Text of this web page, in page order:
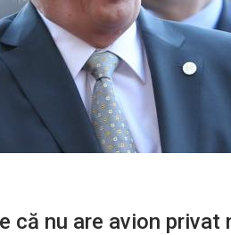
că nu are avion